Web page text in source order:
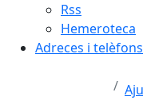
Rss
Hemeroteca
Adreces i telèfons